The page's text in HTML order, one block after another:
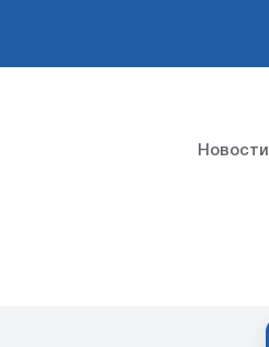
Новости